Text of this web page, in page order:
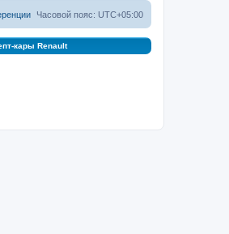
Часовой пояс: UTC+05:00
кары Renault